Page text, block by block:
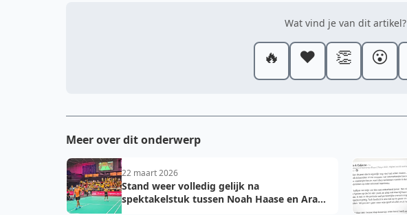
Wat vind je van dit artikel?
🔥 ❤️ 👏 😮
Meer over dit onderwerp
22 maart 2026
Stand weer volledig gelijk na
spektakelstuk tussen Noah Haase en Aram